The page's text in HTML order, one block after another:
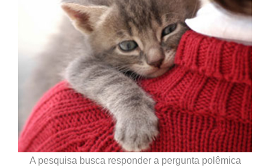
A pesquisa busca responder a pergunta polêmica